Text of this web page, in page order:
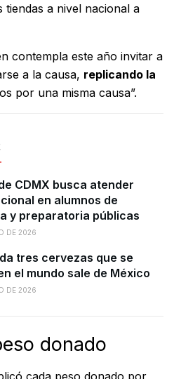
tiendas a nivel nacional a
contempla este año invitar a
a la causa, replicando la
por una misma causa”.
CDMX busca atender
en alumnos de
y preparatoria públicas
DE 2026
tres cervezas que se
el mundo sale de México
DE 2026
donado